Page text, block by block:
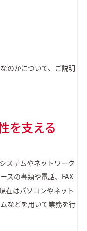
のかについて、ご説明
を支える
ステムやネットワーク
スの書類や電話、FAX
在はパソコンやネット
などを用いて業務を行